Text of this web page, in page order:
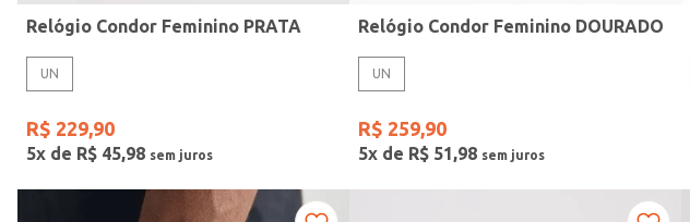
Relógio Condor Feminino PRATA
UN
R$ 229,90
5x de R$ 45,98
Relógio Condor Feminino DOURADO
UN
R$ 259,90
5x de R$ 51,98